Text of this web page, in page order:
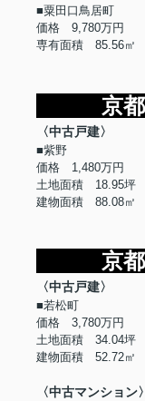
■粟田口鳥居町
価格 9,780万円
専有面積 85.56㎡
京都
〈中古戸建〉
■紫野
価格 1,480万円
土地面積 18.95坪
建物面積 88.08㎡
京都
〈中古戸建〉
■若松町
価格 3,780万円
土地面積 34.04坪
建物面積 52.72㎡
〈中古マンション〉